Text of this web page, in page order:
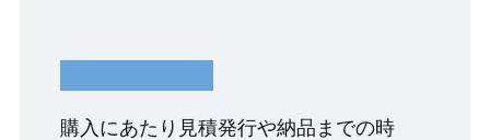
購入にあたり見積発行や納品までの時